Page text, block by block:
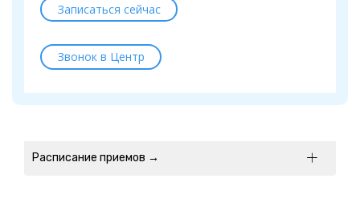
Записаться сейчас
Звонок в Центр
Расписание приемов →